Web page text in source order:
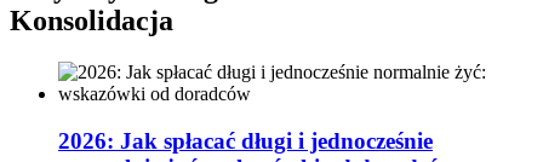
Konsolidacja
2026: Jak spłacać długi i jednocześnie